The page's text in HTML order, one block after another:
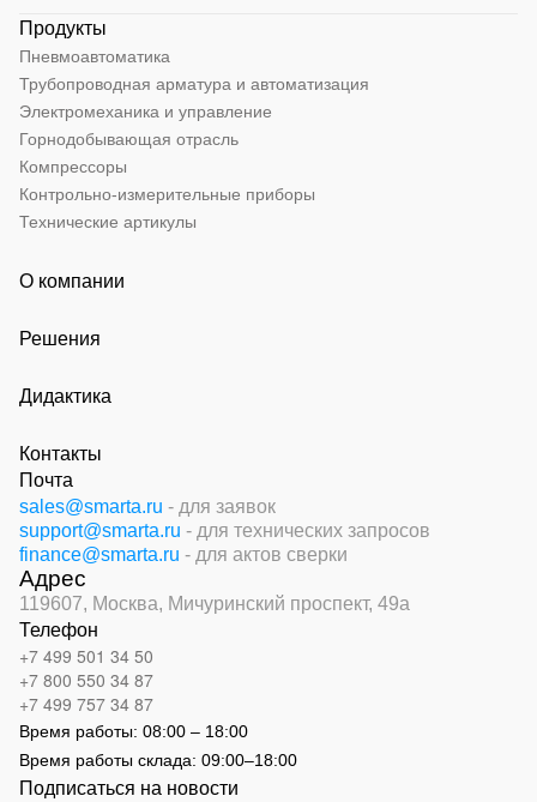
Продукты
Пневмоавтоматика
Трубопроводная арматура и автоматизация
Электромеханика и управление
Горнодобывающая отрасль
Компрессоры
Контрольно-измерительные приборы
Технические артикулы
О компании
Решения
Дидактика
Контакты
Почта
sales@smarta.ru - для заявок
support@smarta.ru - для технических запросов
finance@smarta.ru - для актов сверки
Адрес
119607, Москва, Мичуринский проспект, 49а
Телефон
+7 499 501 34 50
+7 800 550 34 87
+7 499 757 34 87
Время работы: 08:00 – 18:00
Время работы склада: 09:00–18:00
Подписаться на новости